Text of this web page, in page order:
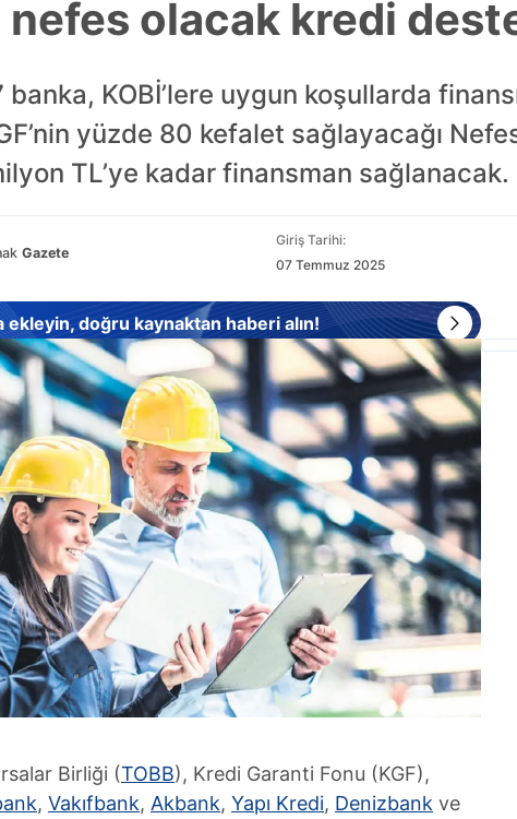
nefes olacak kredi
banka, KOBİ’lere uygun koşullarda
yüzde 80 kefalet sağlayacağı
TL’ye kadar finansman sağlanacak.
Gazete
Giriş Tarihi:
07 Temmuz 2025
ekleyin, doğru kaynaktan haberi alın!
Birliği (TOBB), Kredi Garanti Fonu (KGF),
, Vakıfbank, Akbank, Yapı Kredi, Denizbank ve